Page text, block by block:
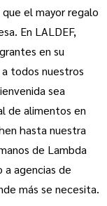
el mayor regalo
En LALDEF,
en su
todos nuestros
sea
de alimentos en
hasta nuestra
de Lambda
a agencias de
más se necesita.